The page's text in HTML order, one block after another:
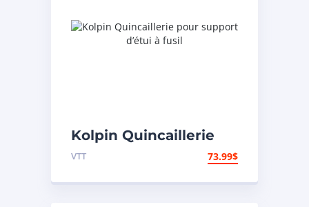
Kolpin Quincaillerie
pour support d’étui à
VTT 73.99$